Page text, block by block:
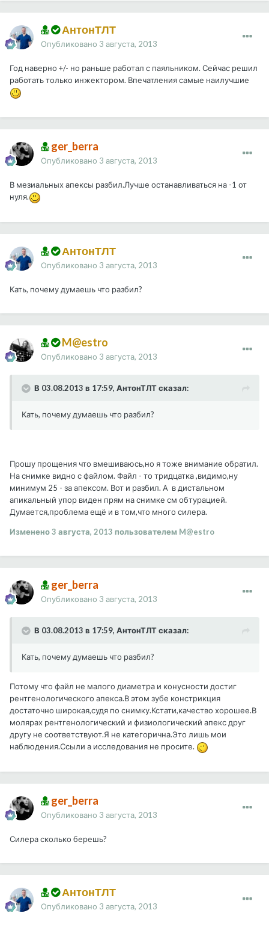
АнтонТЛТ
Опубликовано 3 августа, 2013
Год наверно +/- но раньше работал с паяльником. Сейчас решил
работать только инжектором. Впечатления самые наилучшие
ger_berra
Опубликовано 3 августа, 2013
В мезиальных апексы разбил.Лучше останавливаться на -1 от
нуля.
АнтонТЛТ
Опубликовано 3 августа, 2013
Кать, почему думаешь что разбил?
M@estro
Опубликовано 3 августа, 2013
В 03.08.2013 в 17:59, АнтонТЛТ сказал:
Кать, почему думаешь что разбил?
Прошу прощения что вмешиваюсь,но я тоже внимание обратил.
На снимке видно с файлом. Файл - то тридцатка ,видимо,ну
минимум 25 - за апексом. Вот и разбил. А в дистальном
апикальный упор виден прям на снимке см обтурацией.
Думается,проблема ещё и в том,что много силера.
Изменено3 августа, 2013 пользователем M@estro
ger_berra
Опубликовано 3 августа, 2013
В 03.08.2013 в 17:59, АнтонТЛТ сказал:
Кать, почему думаешь что разбил?
Потому что файл не малого диаметра и конусности достиг
рентгенологического апекса.В этом зубе констрикция
достаточно широкая,судя по снимку.Кстати,качество хорошее.В
молярах рентгенологический и физиологический апекс друг
другу не соответствуют.Я не категорична.Это лишь мои
наблюдения.Ссыли а исследования не просите.
ger_berra
Опубликовано 3 августа, 2013
Силера сколько берешь?
АнтонТЛТ
Опубликовано 3 августа, 2013